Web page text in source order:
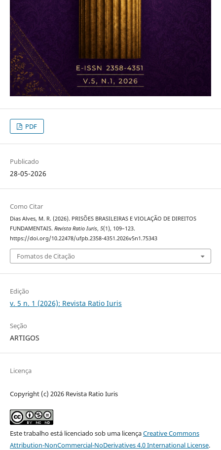
PDF
Publicado
28-05-2026
Como Citar
Dias Alves, M. R. (2026). PRISÕES BRASILEIRAS E VIOLAÇÃO DE DIREITOS
FUNDAMENTAIS. Revista Ratio Iuris, 5(1), 109–123.
https://doi.org/10.22478/ufpb.2358-4351.2026v5n1.75343
Fomatos de Citação
Edição
v. 5 n. 1 (2026): Revista Ratio Iuris
Seção
ARTIGOS
Licença
Copyright (c) 2026 Revista Ratio Iuris
Este trabalho está licenciado sob uma licençaCreative Commons
Attribution-NonCommercial-NoDerivatives 4.0 International License.